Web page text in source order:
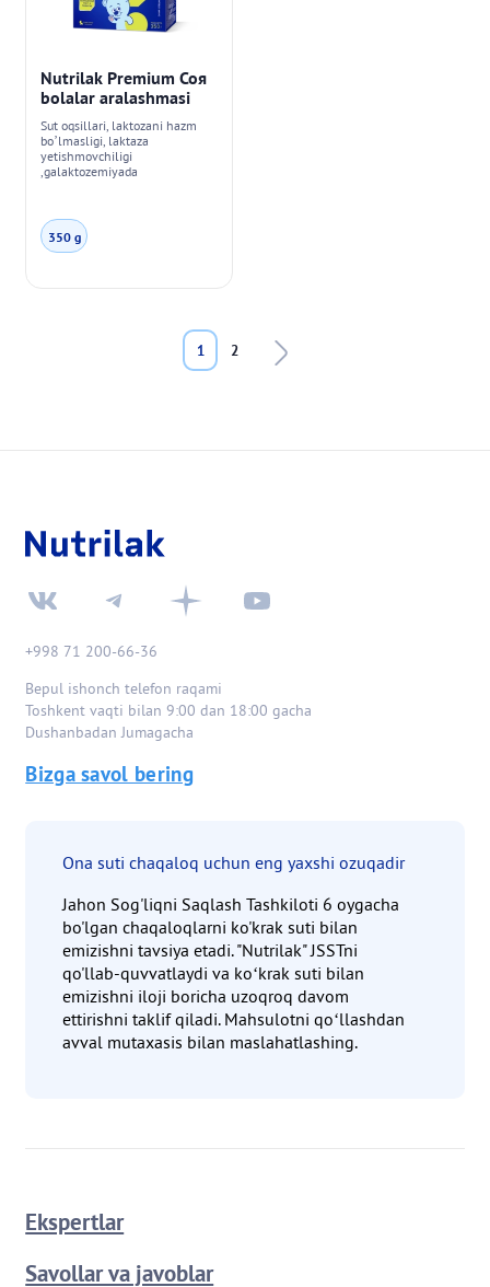
Nutrilak Premium Соя
bolalar aralashmasi
Sut oqsillari, laktozani hazm
bo’lmasligi, laktaza
yetishmovchiligi
,galaktozemiyada
350 g
1 2Last page
+998 71 200-66-36
Bepul ishonch telefon raqami
Toshkent vaqti bilan 9:00 dan 18:00 gacha
Dushanbadan Jumagacha
Bizga savol bering
Ona suti chaqaloq uchun eng yaxshi ozuqadir
Jahon Sog'liqni Saqlash Tashkiloti 6 oygacha
bo'lgan chaqaloqlarni ko'krak suti bilan
emizishni tavsiya etadi. "Nutrilak" JSSTni
qo'llab-quvvatlaydi va koʻkrak suti bilan
emizishni iloji boricha uzoqroq davom
ettirishni taklif qiladi. Mahsulotni qoʻllashdan
avval mutaxasis bilan maslahatlashing.
Ekspertlar
Savollar va javoblar